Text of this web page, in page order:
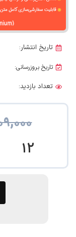
تاریخ انتشار:
تاریخ بروزرسانی:
تعداد بازدید:
12